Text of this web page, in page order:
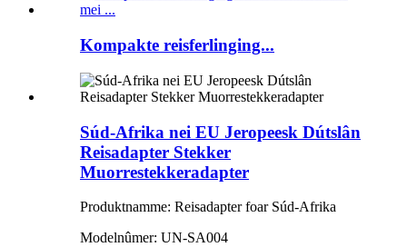
Kompakte reisferlinging...
Súd-Afrika nei EU Jeropeesk Dútslân
Reisadapter Stekker
Muorrestekkeradapter
Produktnamme: Reisadapter foar Súd-Afrika
Modelnûmer: UN-SA004